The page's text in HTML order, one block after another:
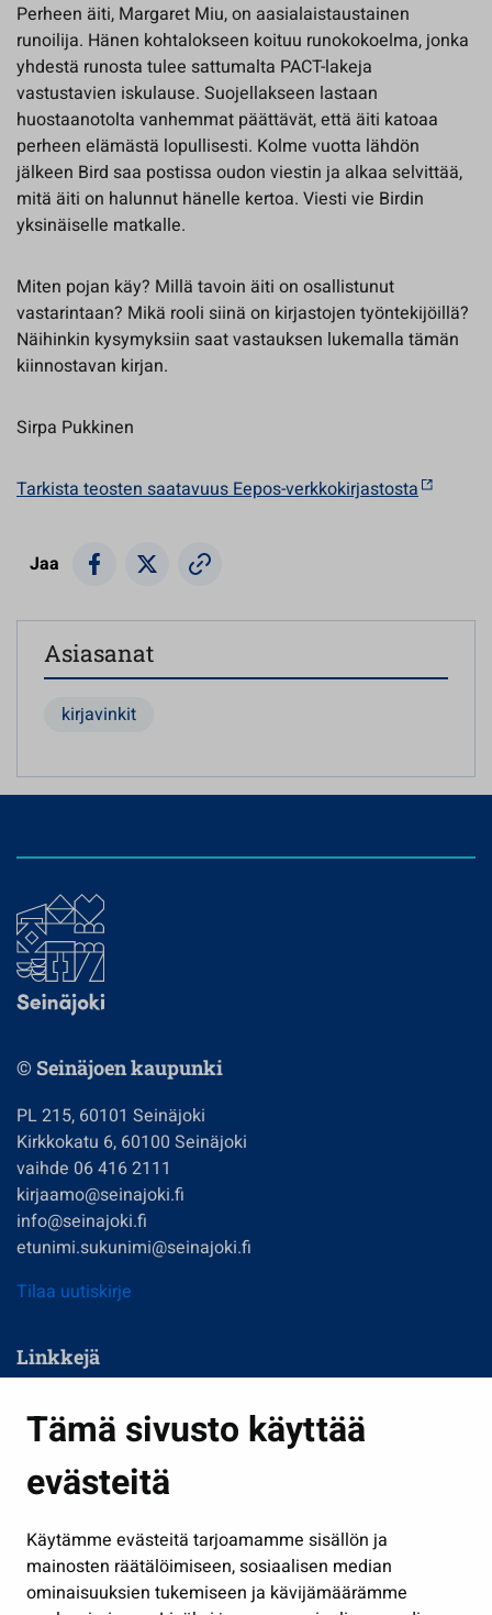
Tämä sivusto käyttää
evästeitä
Käytämme evästeitä tarjoamamme sisällön ja
mainosten räätälöimiseen, sosiaalisen median
ominaisuuksien tukemiseen ja kävijämäärämme
Perheen äiti, Margaret Miu, on aasialaistaustainen
runoilija. Hänen kohtalokseen koituu runokokoelma, jonka
yhdestä runosta tulee sattumalta PACT-lakeja
vastustavien iskulause. Suojellakseen lastaan
huostaanotolta vanhemmat päättävät, että äiti katoaa
perheen elämästä lopullisesti. Kolme vuotta lähdön
jälkeen Bird saa postissa oudon viestin ja alkaa selvittää,
mitä äiti on halunnut hänelle kertoa. Viesti vie Birdin
yksinäiselle matkalle.
Miten pojan käy? Millä tavoin äiti on osallistunut
vastarintaan? Mikä rooli siinä on kirjastojen työntekijöillä?
Näihinkin kysymyksiin saat vastauksen lukemalla tämän
kiinnostavan kirjan.
Sirpa Pukkinen
Tarkista teosten saatavuus Eepos-verkkokirjastosta
Jaa
Asiasanat
kirjavinkit
© Seinäjoen kaupunki
PL 215, 60101 Seinäjoki
Kirkkokatu 6, 60100 Seinäjoki
vaihde 06 416 2111
kirjaamo@seinajoki.fi
info@seinajoki.fi
etunimi.sukunimi@seinajoki.fi
Tilaa uutiskirje
Linkkejä
Kasvatus ja opetus
Kulttuuri ja liikunta
Työ ja yrittäminen
Osallistu ja asioi